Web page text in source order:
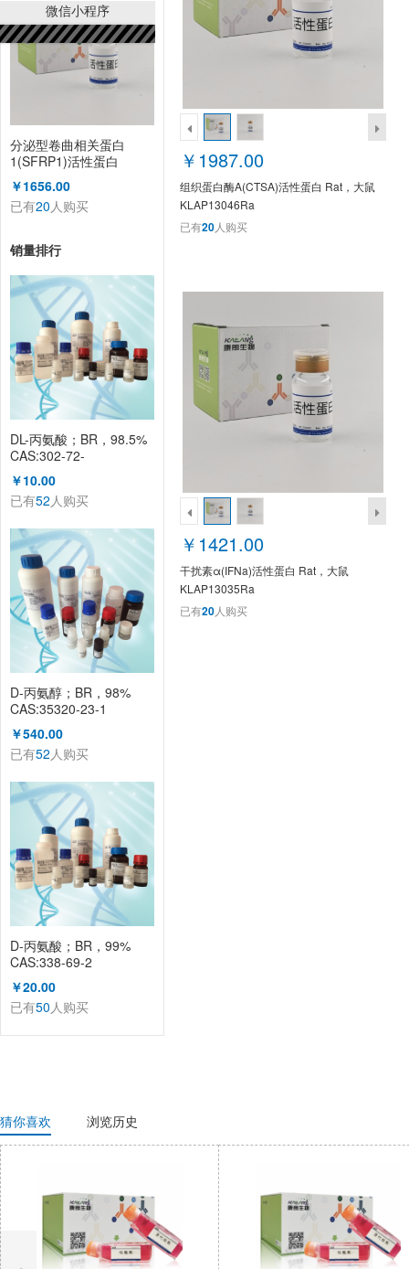
微信小程序
分泌型卷曲相关蛋白
1(SFRP1)活性蛋白
Rat，大鼠
KLAP13053Ra
￥1656.00
已有20人购买
销量排行
DL-丙氨酸；BR，98.5%
CAS:302-72-
7（KL1003A）
￥10.00
已有52人购买
D-丙氨醇；BR，98%
CAS:35320-23-1
KL1008A
￥540.00
已有52人购买
D-丙氨酸；BR，99%
CAS:338-69-2
（KL1002A）
￥20.00
已有50人购买
￥1987.00
组织蛋白酶A(CTSA)活性蛋白 Rat，大鼠
KLAP13046Ra
已有20人购买
￥1421.00
干扰素α(IFNa)活性蛋白 Rat，大鼠
KLAP13035Ra
已有20人购买
猜你喜欢 浏览历史